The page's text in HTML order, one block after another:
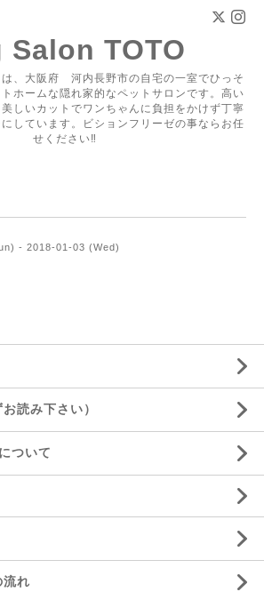
Salon TOTO
は、大阪府 河内長野市の自宅の一室でひっそ
ホームな隠れ家的なペットサロンです。高い
しいカットでワンちゃんに負担をかけず丁寧
しています。ビションフリーゼの事ならお任
せください‼
- 2018-01-03 (Wed)
読み下さい）
ついて
流れ